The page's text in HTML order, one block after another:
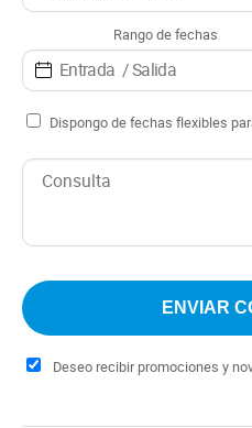
Rango de fechas
Dispongo de fechas flexibles
Deseo recibir promociones y